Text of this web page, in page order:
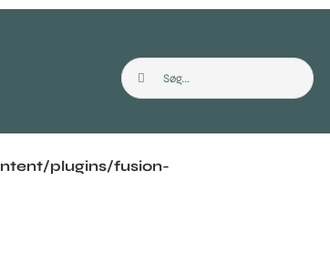
Søg
efter:
plugins/fusion-